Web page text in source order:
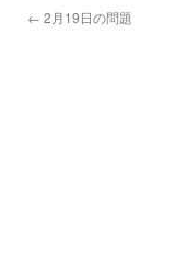
← 2月19日の問題